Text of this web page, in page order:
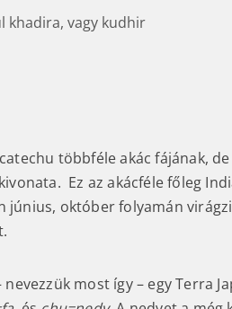
khadira, vagy kudhir
többféle akác fájának,
Ez az akácféle főleg
június, október folyamán
nevezzük most így – egy Terra